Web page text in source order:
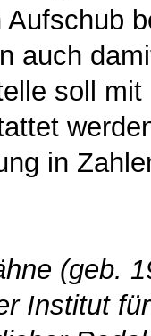
auch
soll
in
(geb.
Institut